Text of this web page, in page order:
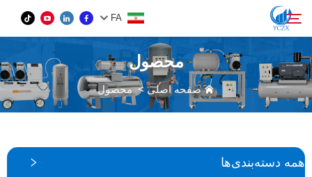
FA
محصول
اخبار
جستجو
محصول
صفحه اصلی>محصول
همه دسته‌بندی‌ها